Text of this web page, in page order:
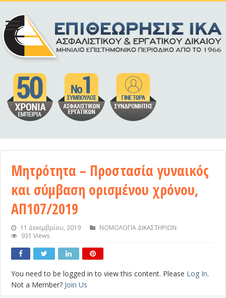
Μητρότητα – Προστασία γυναικός
και σύμβαση ορισμένου χρόνου,
ΑΠ107/2019
11 Δεκεμβρίου, 2019
ΝΟΜΟΛΟΓΙΑ ΔΙΚΑΣΤΗΡΙΩΝ
931 Views
You need to be logged in to view this content. Please Log In.
Not a Member? Join Us